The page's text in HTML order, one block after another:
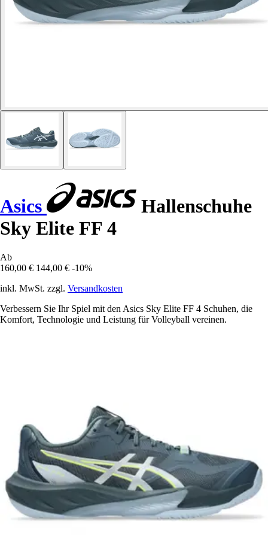
Asics
Hallenschuhe
Sky Elite FF 4
Ab
160,00 € 144,00 € -10%
inkl. MwSt. zzgl. Versandkosten
Verbessern Sie Ihr Spiel mit den Asics Sky Elite FF 4 Schuhen, die
Komfort, Technologie und Leistung für Volleyball vereinen.